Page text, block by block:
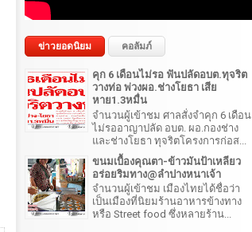
ข่าวยอดนิยม คอลัมภ์
คุก 6 เดือนไม่รอ ฟันปลัดอบต.ทุจริต
วางท่อ พ่วงผอ.ช่างโยธา เสีย
หาย1.3หมื่น
จำนวนผู้เข้าชม ศาลสั่งจำคุก 6 เดือน
ไม่รออาญาปลัด อบต. ผอ.กองช่าง
และช่างโยธา ทุจริตโครงการก่อส...
ขนมเบื้องคุณตา-ข้าวมันป้าเหลียว
อร่อยริมทาง@ลำปางหนาเจ้า
จำนวนผู้เข้าชม เมืองไทยได้ชื่อว่า
เป็นเมืองที่นิยมร้านอาหารข้างทาง
หรือ Street food ซึ่งหลายร้าน...